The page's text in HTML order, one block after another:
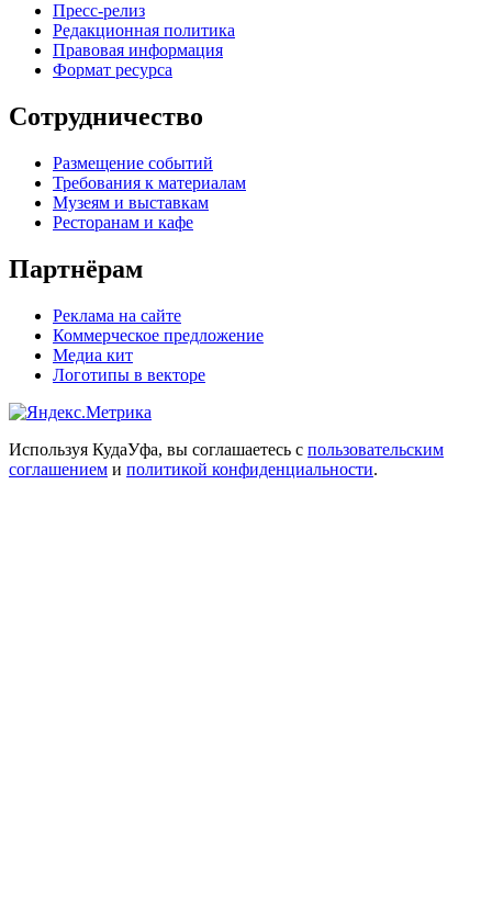
Пресс-релиз
Редакционная политика
Правовая информация
Формат ресурса
Сотрудничество
Размещение событий
Требования к материалам
Музеям и выставкам
Ресторанам и кафе
Партнёрам
Реклама на сайте
Коммерческое предложение
Медиа кит
Логотипы в векторе
Используя КудаУфа, вы соглашаетесь с пользовательским
соглашением и политикой конфиденциальности.